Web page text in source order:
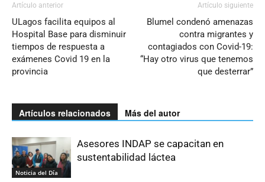
Artículo anterior
ULagos facilita equipos al
Hospital Base para disminuir
tiempos de respuesta a
exámenes Covid 19 en la
provincia
Artículo siguiente
Blumel condenó amenazas
contra migrantes y
contagiados con Covid-19:
“Hay otro virus que tenemos
que desterrar”
Artículos relacionados Más del autor
Noticia del Día
Asesores INDAP se capacitan en
sustentabilidad láctea